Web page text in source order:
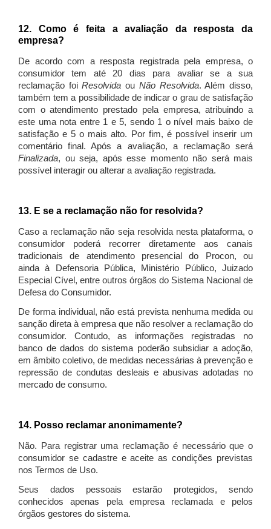
12. Como é feita a avaliação da resposta da
empresa?
De acordo com a resposta registrada pela empresa, o
consumidor tem até 20 dias para avaliar se a sua
reclamação foiResolvida ou Não Resolvida. Além disso,
também tem a possibilidade de indicar o grau de satisfação
com o atendimento prestado pela empresa, atribuindo a
este uma nota entre 1 e 5, sendo 1 o nível mais baixo de
satisfação e 5 o mais alto. Por fim, é possível inserir um
comentário final. Após a avaliação, a reclamação será
Finalizada, ou seja, após esse momento não será mais
possível interagir ou alterar a avaliação registrada.
13. E se a reclamação não for resolvida?
Caso a reclamação não seja resolvida nesta plataforma, o
consumidor poderá recorrer diretamente aos canais
tradicionais de atendimento presencial do Procon, ou
ainda à Defensoria Pública, Ministério Público, Juizado
Especial Cível, entre outros órgãos do Sistema Nacional de
Defesa do Consumidor.
De forma individual, não está prevista nenhuma medida ou
sanção direta à empresa que não resolver a reclamação do
consumidor. Contudo, as informações registradas no
banco de dados do sistema poderão subsidiar a adoção,
em âmbito coletivo, de medidas necessárias à prevenção e
repressão de condutas desleais e abusivas adotadas no
mercado de consumo.
14. Posso reclamar anonimamente?
Não. Para registrar uma reclamação é necessário que o
consumidor se cadastre e aceite as condições previstas
nos Termos de Uso.
Seus dados pessoais estarão protegidos, sendo
conhecidos apenas pela empresa reclamada e pelos
órgãos gestores do sistema.